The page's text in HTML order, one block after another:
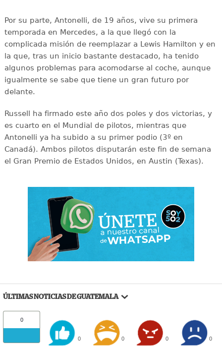
Por su parte, Antonelli, de 19 años, vive su primera
temporada en Mercedes, a la que llegó con la
complicada misión de reemplazar a Lewis Hamilton y en
la que, tras un inicio bastante destacado, ha tenido
algunos problemas para acomodarse al coche, aunque
igualmente se sabe que tiene un gran futuro por
delante.
Russell ha firmado este año dos poles y dos victorias, y
es cuarto en el Mundial de pilotos, mientras que
Antonelli ya ha subido a su primer podio (3º en
Canadá). Ambos pilotos disputarán este fin de semana
el Gran Premio de Estados Unidos, en Austin (Texas).
ÚLTIMAS NOTICIAS DE GUATEMALA
0
0 0 0 0